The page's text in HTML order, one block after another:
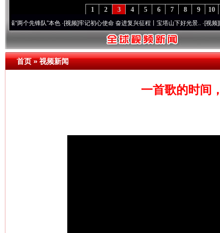
10
9
8
7
6
5
4
3
2
1
先锋队”本色·[视频]牢记初心使命 奋进复兴征程丨宝塔山下好光景..·[视频]因党而生
首页»视频新闻
一首歌的时间